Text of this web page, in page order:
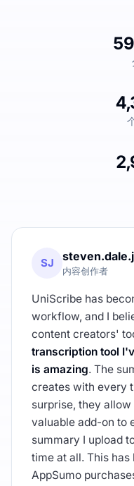
SJ
内容创作者
UniScribe has
workflow, and I
content creators'
transcription tool
is amazing. The
creates with every
surprise, they
valuable add-on to
summary I upload
time at all. This
AppSumo